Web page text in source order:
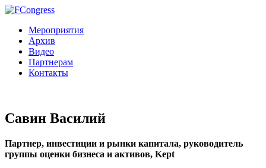
Мероприятия
Архив
Видео
Партнерам
Контакты
Савин Василий
Партнер, инвестиции и рынки капитала, руководитель
группы оценки бизнеса и активов, Kept